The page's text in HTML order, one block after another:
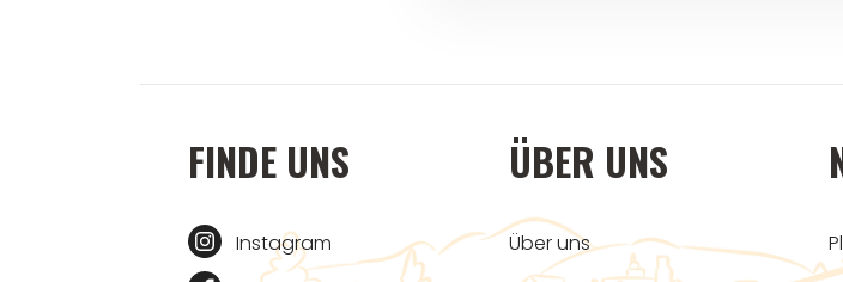
FINDE UNS
Instagram
ÜBER UNS
Über uns